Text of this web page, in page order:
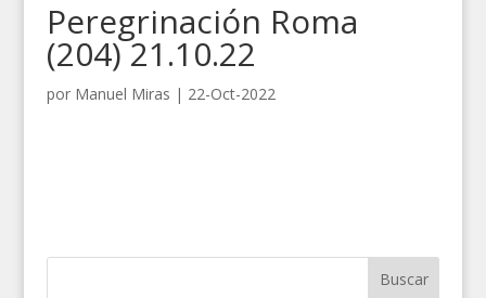
Peregrinación Roma
(204) 21.10.22
por Manuel Miras | 22-Oct-2022